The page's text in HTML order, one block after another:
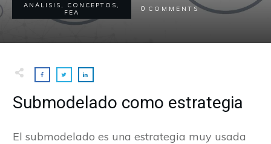
ANÁLISIS , CONCEPTOS ,
FEA
0 COMMENTS
Submodelado como estrategia
El submodelado es una estrategia muy usada